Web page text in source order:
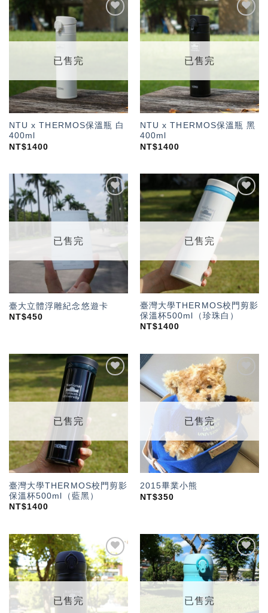
「願
望輕
已售完
NTU x THERMOS保溫瓶 白
400ml
NT$1400
「願
望輕
已售完
NTU x THERMOS保溫瓶 黑
400ml
NT$1400
加入
「願
望輕
已售完
臺大立體浮雕紀念悠遊卡
NT$450
「願
望輕
已售完
臺灣大學THERMOS校門剪影
保溫杯500ml（珍珠白）
NT$1400
加入
「願
望輕
已售完
臺灣大學THERMOS校門剪影
保溫杯500ml（藍黑）
NT$1400
望輕
已售完
2015畢業小熊
NT$350
加入
「願
望輕
已售完
加入
「願
望輕
已售完